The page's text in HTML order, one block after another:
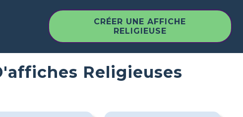
CRÉER UNE AFFICHE
RELIGIEUSE
Religieuses